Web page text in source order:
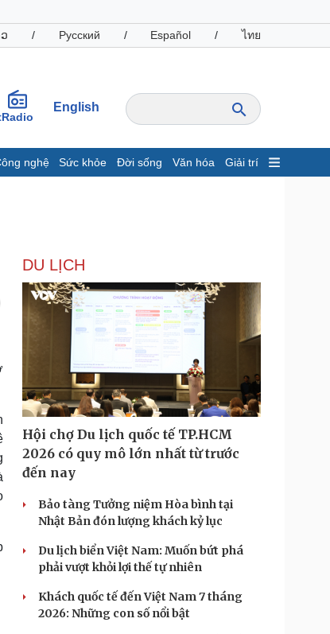
/ Русский / Español / ไทย
Radio
English
nghệ Sức khỏe Đời sống Văn hóa Giải trí
Giá cà phê
tin doanh nghiệp
24h
đồng
Công nghệ
Sành điệu
Tin Công nghệ
Trải nghiệm
Chuyển đổi số
Podcast
Cửa sổ tình yêu
Kể chuyện cho bé
Hạt giống tâm hồn
DU LỊCH
Hội chợ Du lịch quốc tế TP.HCM
2026 có quy mô lớn nhất từ trước
đến nay
Bảo tàng Tưởng niệm Hòa bình tại
Nhật Bản đón lượng khách kỷ lục
Du lịch biển Việt Nam: Muốn bứt phá
phải vượt khỏi lợi thế tự nhiên
Khách quốc tế đến Việt Nam 7 tháng
2026: Những con số nổi bật